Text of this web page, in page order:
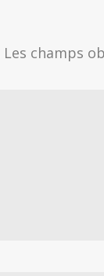
Les champs